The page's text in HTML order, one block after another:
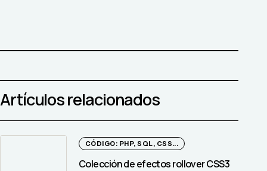
Artículos relacionados
CÓDIGO: PHP, SQL, CSS...
Colección de efectos rollover CSS3